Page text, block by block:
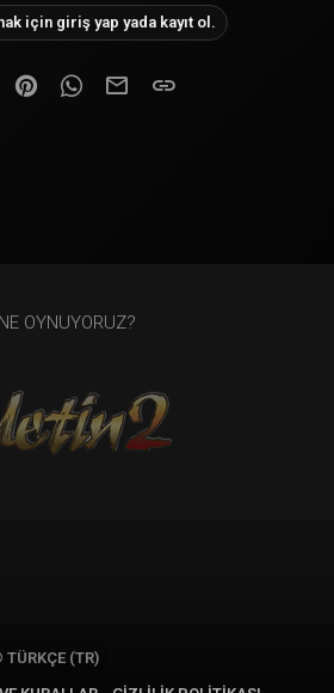
için giriş yap yada kayıt ol.
Reddit PinterestWhatsApp
E-posta
NE OYNUYORUZ?
TÜRKÇE (TR)